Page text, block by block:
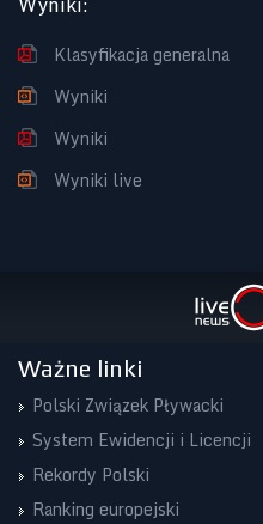
Klasyfikacja generalna
Wyniki
Wyniki
Wyniki live
Ważne linki
Polski Związek Pływacki
System Ewidencji i Licencji
Rekordy Polski
Ranking europejski